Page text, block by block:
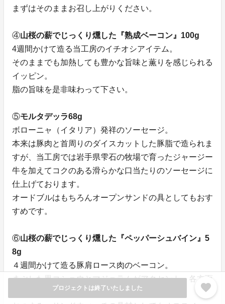
プロジェクトは終了いたしました favorite
まずはそのままお召し上がりください。
④山桜の薪でじっくり燻した『熟成ベーコン』100g
4週間かけて造る当工房のイチオシアイテム。
そのままでも加熱しても豊かな旨味と薫りを感じられる
イッピン。
脂の旨味を是非味わって下さい。
⑤モルタデッラ68g
ボローニャ（イタリア）発祥のソーセージ。
本来は豚肉と首周りのダイスカットした豚脂で造られま
すが、当工房では岩手県雫石の牧場で育ったジャージー
牛を加えてコクのある滑らかな口当たりのソーセージに
仕上げております。
オードブルはもちろんオープンサンドの具としてもおす
すめです。
⑥山桜の薪でじっくり燻した『ペッパーシュバイン』5
8g
４週間かけて造る豚肩ロース肉のベーコン。
まぶした黒コショウとマジョラムがアクセント。各方面
のシェフからの評価が高い商品です。